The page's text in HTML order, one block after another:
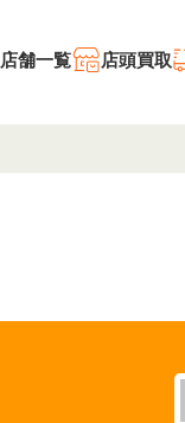
店舗一覧 店頭買取